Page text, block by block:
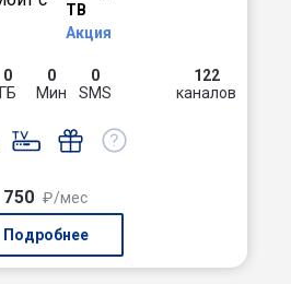
ТВ
Акция
0
ГБ
0
Мин
0
SMS
122
каналов
750 ₽/мес
Подробнее